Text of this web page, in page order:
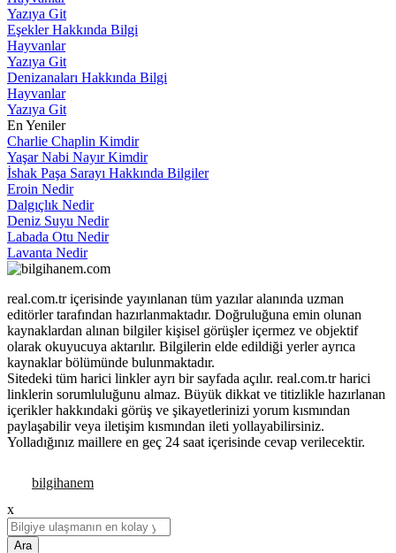
Yazıya Git
Eşekler Hakkında Bilgi
Hayvanlar
Yazıya Git
Denizanaları Hakkında Bilgi
Hayvanlar
Yazıya Git
En Yeniler
Charlie Chaplin Kimdir
Yaşar Nabi Nayır Kimdir
İshak Paşa Sarayı Hakkında Bilgiler
Eroin Nedir
Dalgıçlık Nedir
Deniz Suyu Nedir
Labada Otu Nedir
Lavanta Nedir
real.com.tr içerisinde yayınlanan tüm yazılar alanında uzman
editörler tarafından hazırlanmaktadır. Doğruluğuna emin olunan
kaynaklardan alınan bilgiler kişisel görüşler içermez ve objektif
olarak okuyucuya aktarılır. Bilgilerin elde edildiği yerler ayrıca
kaynaklar bölümünde bulunmaktadır.
Sitedeki tüm harici linkler ayrı bir sayfada açılır. real.com.tr harici
linklerin sorumluluğunu almaz. Büyük dikkat ve titizlikle hazırlanan
içerikler hakkındaki görüş ve şikayetlerinizi yorum kısmından
paylaşabilir veya iletişim kısmından ileti yollayabilirsiniz.
Yolladığınız maillere en geç 24 saat içerisinde cevap verilecektir.
x
Ara